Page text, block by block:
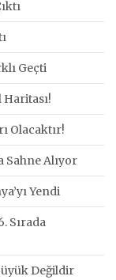
Geçti
Haritası!
Olacaktır!
Sahne Alıyor
Yendi
Sırada
Değildir